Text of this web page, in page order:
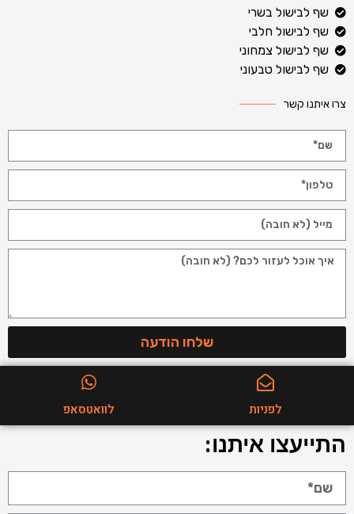
שף לבישול בשרי
שף לבישול חלבי
שף לבישול צמחוני
שף לבישול טבעוני
צרו איתנו קשר
שלחו הודעה
לפניות לוואטסאפ
התייעצו איתנו: